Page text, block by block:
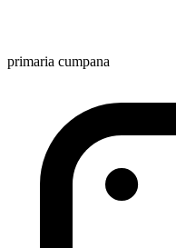
primaria cumpana